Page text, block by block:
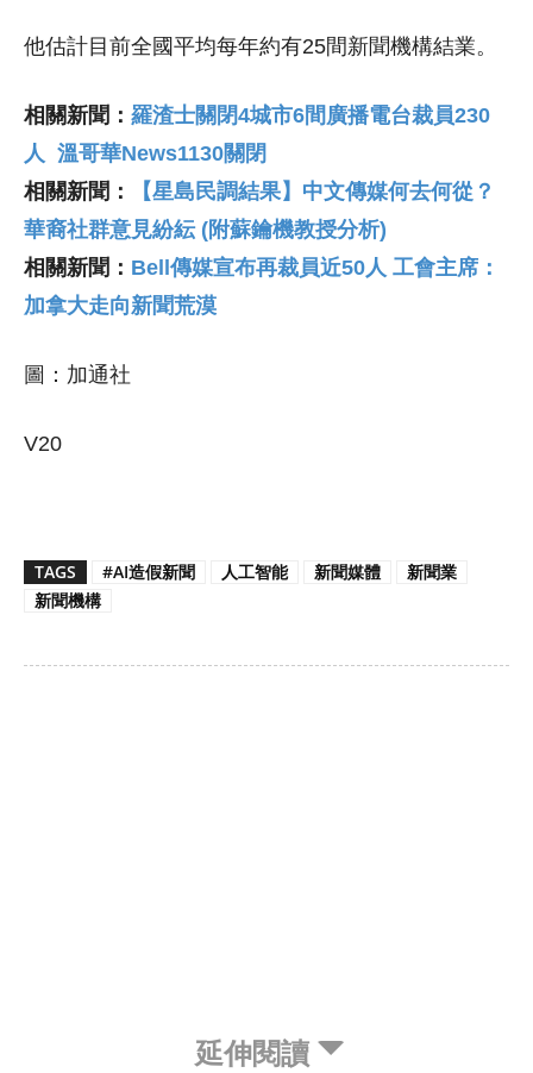
他估計目前全國平均每年約有25間新聞機構結業。
相關新聞： 羅渣士關閉4城市6間廣播電台裁員230
人 溫哥華News1130關閉
相關新聞：
【星島民調結果】中文傳媒何去何從？
華裔社群意見紛紜 (附蘇鑰機教授分析)
相關新聞： Bell傳媒宣布再裁員近50人 工會主席：
加拿大走向新聞荒漠
圖：加通社
V20
TAGS #AI造假新聞 人工智能 新聞媒體
新聞業
新聞機構
延伸閱讀